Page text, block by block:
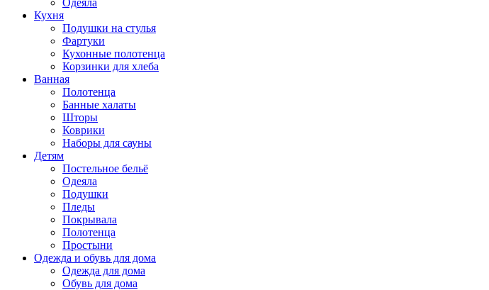
Одеяла
Кухня
Подушки на стулья
Фартуки
Кухонные полотенца
Корзинки для хлеба
Ванная
Полотенца
Банные халаты
Шторы
Коврики
Наборы для сауны
Детям
Постельное бельё
Одеяла
Подушки
Пледы
Покрывала
Полотенца
Простыни
Одежда и обувь для дома
Одежда для дома
Обувь для дома